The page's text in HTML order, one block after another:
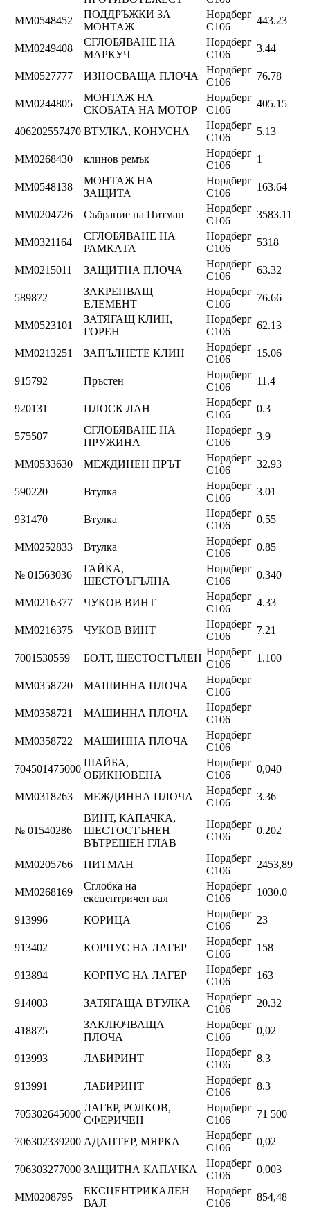
ММ0548452
ПОДДРЪЖКИ ЗА
МОНТАЖ
Нордберг
C106
443.23
ММ0249408
СГЛОБЯВАНЕ НА
МАРКУЧ
Нордберг
C106
3.44
ММ0527777 ИЗНОСВАЩА ПЛОЧА
Нордберг
C106
76.78
ММ0244805
МОНТАЖ НА
СКОБАТА НА МОТОР
Нордберг
C106
405.15
406202557470 ВТУЛКА, КОНУСНА
Нордберг
C106
5.13
ММ0268430 клинов ремък
Нордберг
C106
1
ММ0548138
МОНТАЖ НА
ЗАЩИТА
Нордберг
C106
163.64
ММ0204726 Събрание на Питман
Нордберг
C106
3583.11
ММ0321164
СГЛОБЯВАНЕ НА
РАМКАТА
Нордберг
C106
5318
ММ0215011 ЗАЩИТНА ПЛОЧА
Нордберг
C106
63.32
589872
ЗАКРЕПВАЩ
ЕЛЕМЕНТ
Нордберг
C106
76.66
ММ0523101
ЗАТЯГАЩ КЛИН,
ГОРЕН
Нордберг
C106
62.13
ММ0213251 ЗАПЪЛНЕТЕ КЛИН
Нордберг
C106
15.06
915792 Пръстен
Нордберг
C106
11.4
920131 ПЛОСК ЛАН
Нордберг
C106
0.3
575507
СГЛОБЯВАНЕ НА
ПРУЖИНА
Нордберг
C106
3.9
ММ0533630 МЕЖДИНЕН ПРЪТ
Нордберг
C106
32.93
590220 Втулка
Нордберг
C106
3.01
931470 Втулка
Нордберг
C106
0,55
ММ0252833 Втулка
Нордберг
C106
0.85
№ 01563036
ГАЙКА,
ШЕСТОЪГЪЛНА
Нордберг
C106
0.340
ММ0216377 ЧУКОВ ВИНТ
Нордберг
C106
4.33
ММ0216375 ЧУКОВ ВИНТ
Нордберг
C106
7.21
7001530559 БОЛТ, ШЕСТОСТЪЛЕН
Нордберг
C106
1.100
ММ0358720 МАШИННА ПЛОЧА
Нордберг
C106
ММ0358721
МАШИННА ПЛОЧА
Нордберг
C106
ММ0358722
МАШИННА ПЛОЧА
Нордберг
C106
704501475000
ШАЙБА,
ОБИКНОВЕНА
Нордберг
C106
0,040
ММ0318263 МЕЖДИННА ПЛОЧА
Нордберг
C106
3.36
№ 01540286
ВИНТ, КАПАЧКА,
ШЕСТОСТЪНЕН
ВЪТРЕШЕН ГЛАВ
Нордберг
C106
0.202
ММ0205766 ПИТМАН
Нордберг
C106
2453,89
ММ0268169
Сглобка на
ексцентричен вал
Нордберг
C106
1030.0
913996 КОРИЦА
Нордберг
C106
23
913402 КОРПУС НА ЛАГЕР
Нордберг
C106
158
913894 КОРПУС НА ЛАГЕР
Нордберг
C106
163
914003 ЗАТЯГАЩА ВТУЛКА
Нордберг
C106
20.32
418875
ЗАКЛЮЧВАЩА
ПЛОЧА
Нордберг
C106
0,02
913993 ЛАБИРИНТ
Нордберг
C106
8.3
913991 ЛАБИРИНТ
Нордберг
C106
8.3
705302645000
ЛАГЕР, РОЛКОВ,
СФЕРИЧЕН
Нордберг
C106
71 500
706302339200 АДАПТЕР, МЯРКА
Нордберг
C106
0,02
706303277000 ЗАЩИТНА КАПАЧКА
Нордберг
C106
0,003
ММ0208795
ЕКСЦЕНТРИКАЛЕН
ВАЛ
Нордберг
C106
854,48